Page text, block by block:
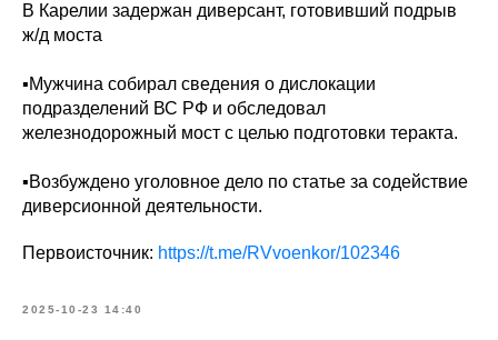
В Карелии задержан диверсант, готовивший подрыв
ж/д моста
▪️Мужчина собирал сведения о дислокации
подразделений ВС РФ и обследовал
железнодорожный мост с целью подготовки теракта.
▪️Возбуждено уголовное дело по статье за содействие
диверсионной деятельности.
Первоисточник: https://t.me/RVvoenkor/102346
2025-10-23 14:40